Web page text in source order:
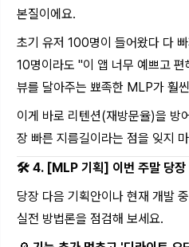
본질이에요.
초기 유저 100명이 들어왔다 다
10명이라도 "이 앱 너무 예쁘고 편
뷰를 달아주는 뾰족한 MLP가 훨
이게 바로 리텐션(재방문율)을 방
장 빠른 지름길이라는 점을 잊지
🛠️ 4. [MLP 기획] 이번 주말 당장
당장 다음 기획안이나 현재 개발
실전 방법론을 점검해 보세요.